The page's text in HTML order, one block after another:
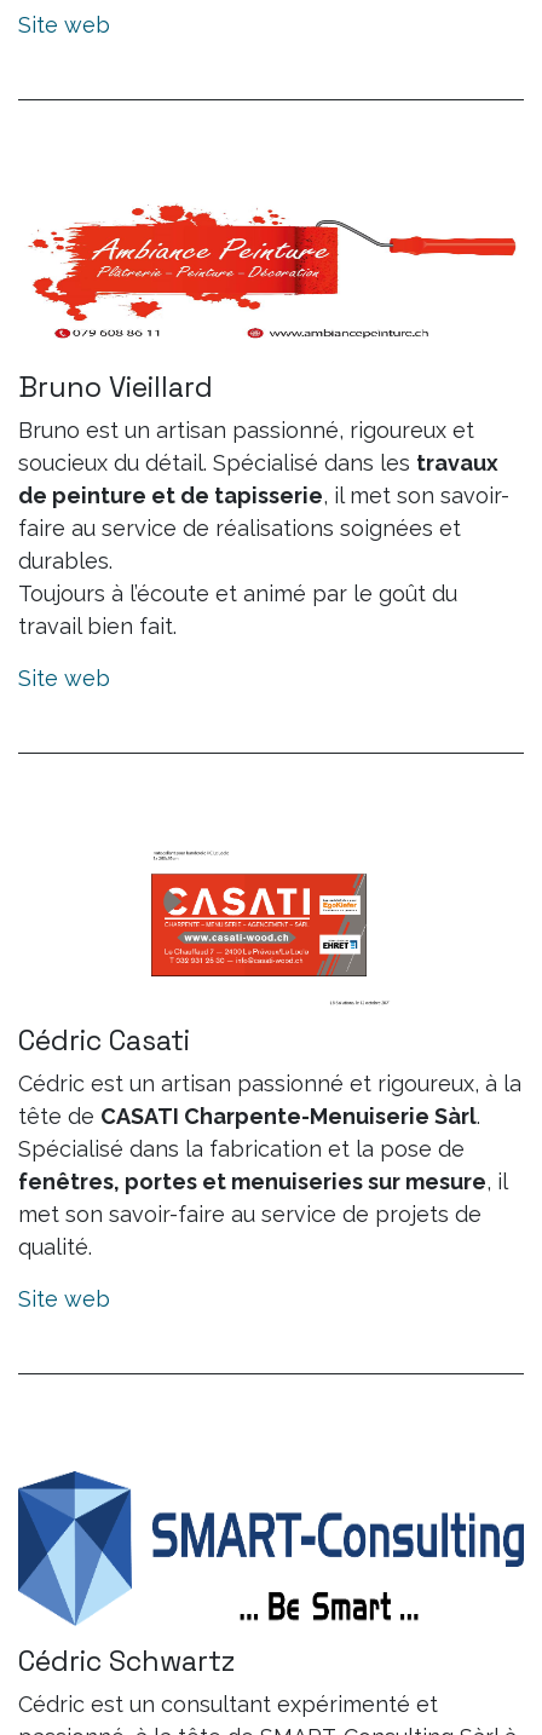
Site web
Bruno Vieillard
Bruno est un artisan passionné, rigoureux et
soucieux du détail. Spécialisé dans les travaux
de peinture et de tapisserie, il met son savoir-
faire au service de réalisations soignées et
durables.
Toujours à l’écoute et animé par le goût du
travail bien fait.
Site web
Cédric Casati
Cédric est un artisan passionné et rigoureux, à la
tête de CASATI Charpente-Menuiserie Sàrl.
Spécialisé dans la fabrication et la pose de
fenêtres, portes et menuiseries sur mesure, il
met son savoir-faire au service de projets de
qualité.
Site web
Cédric Schwartz
Cédric est un consultant expérimenté et